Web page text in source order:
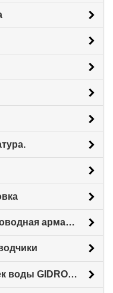
Запорная и прочая трубопроводная арматура
Система защиты от протечек воды GIDROLOCK